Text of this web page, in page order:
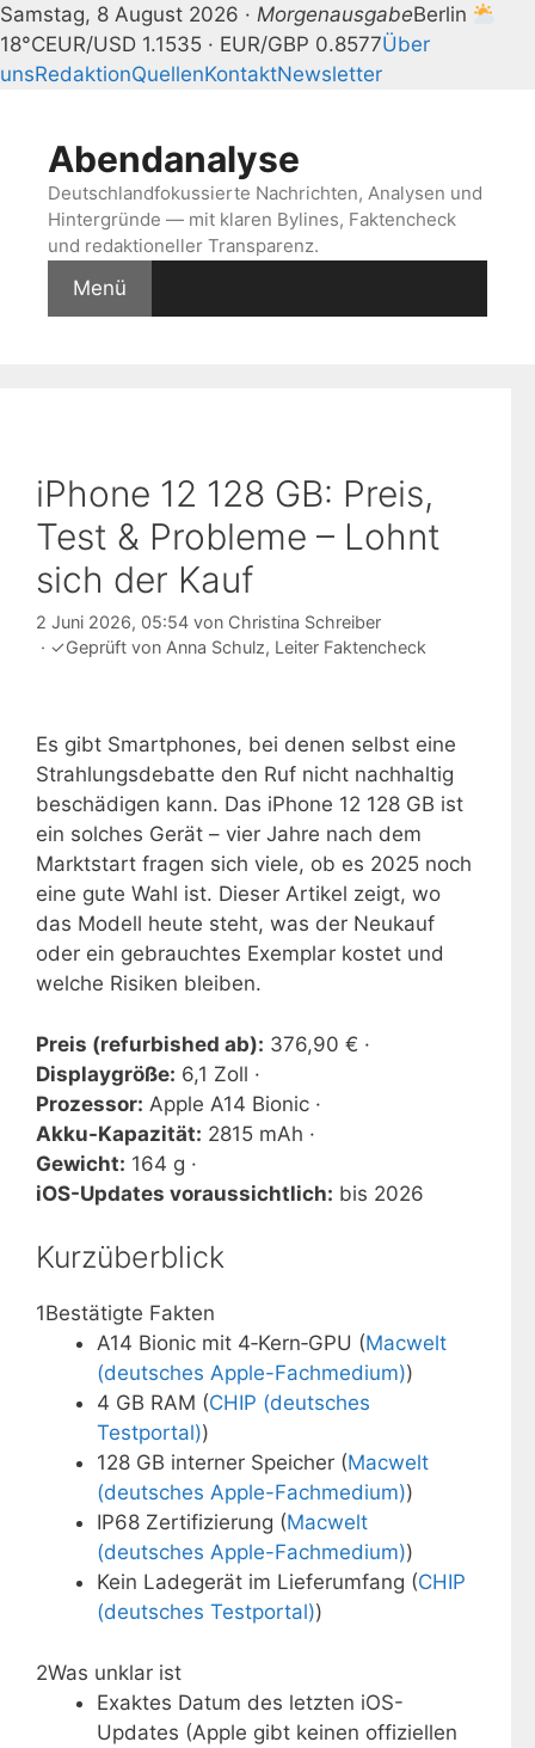
Samstag, 8 August 2026 · MorgenausgabeBerlin
18°CEUR/USD 1.1535 · EUR/GBP 0.8577Über
unsRedaktionQuellenKontaktNewsletter
springenAbendanalyse
Deutschlandfokussierte Nachrichten, Analysen und
Hintergründe — mit klaren Bylines, Faktencheck
und redaktioneller Transparenz.
Menü
iPhone 12 128 GB: Preis,
Test & Probleme – Lohnt
sich der Kauf
2 Juni 2026, 05:54 von Christina Schreiber
· ✓Geprüft von Anna Schulz, Leiter Faktencheck
Es gibt Smartphones, bei denen selbst eine
Strahlungsdebatte den Ruf nicht nachhaltig
beschädigen kann. Das iPhone 12 128 GB ist
ein solches Gerät – vier Jahre nach dem
Marktstart fragen sich viele, ob es 2025 noch
eine gute Wahl ist. Dieser Artikel zeigt, wo
das Modell heute steht, was der Neukauf
oder ein gebrauchtes Exemplar kostet und
welche Risiken bleiben.
Preis (refurbished ab): 376,90 € ·
Displaygröße: 6,1 Zoll ·
Prozessor: Apple A14 Bionic ·
Akku-Kapazität: 2815 mAh ·
Gewicht: 164 g ·
iOS-Updates voraussichtlich: bis 2026
Kurzüberblick
1Bestätigte Fakten
A14 Bionic mit 4‑Kern‑GPU (Macwelt
(deutsches Apple-Fachmedium))
4 GB RAM (CHIP (deutsches
Testportal))
128 GB interner Speicher (Macwelt
(deutsches Apple-Fachmedium))
IP68 Zertifizierung (Macwelt
(deutsches Apple-Fachmedium))
Kein Ladegerät im Lieferumfang (CHIP
(deutsches Testportal))
2Was unklar ist
Exaktes Datum des letzten iOS-
Updates (Apple gibt keinen offiziellen